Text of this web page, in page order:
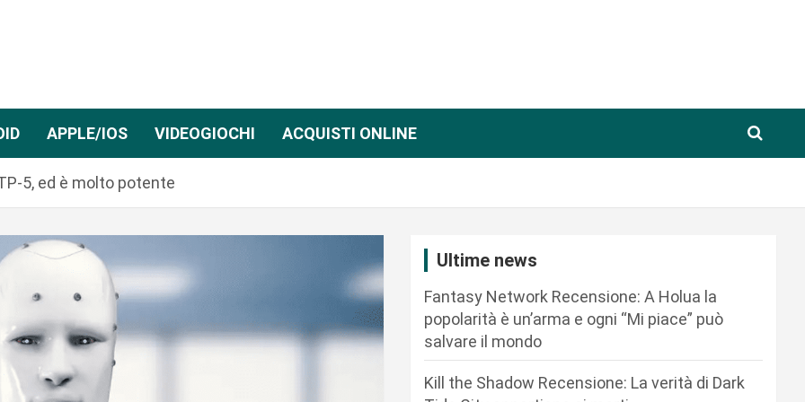
APPLE/IOS VIDEOGIOCHI ACQUISTI ONLINE
5, ed è molto potente
Ultime news
Fantasy Network Recensione: A Holua la
popolarità è un’arma e ogni “Mi piace” può
salvare il mondo
Kill the Shadow Recensione: La verità di Dark